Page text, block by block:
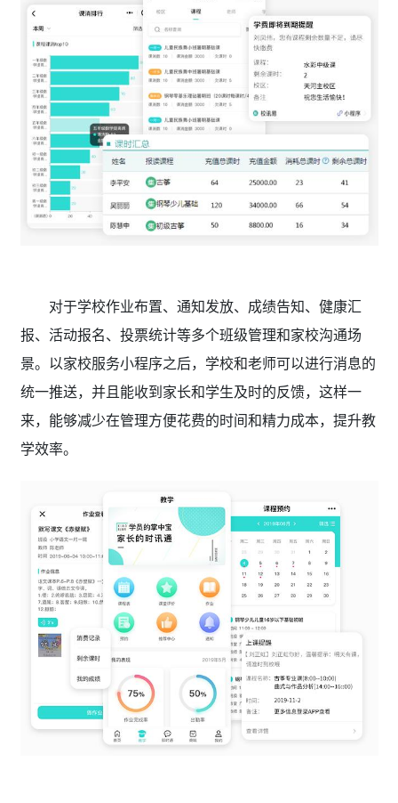
对于学校作业布置、通知发放、成绩告知、健康汇
报、活动报名、投票统计等多个班级管理和家校沟通场
景。以家校服务小程序之后，学校和老师可以进行消息的
统一推送，并且能收到家长和学生及时的反馈，这样一
来，能够减少在管理方便花费的时间和精力成本，提升教
学效率。